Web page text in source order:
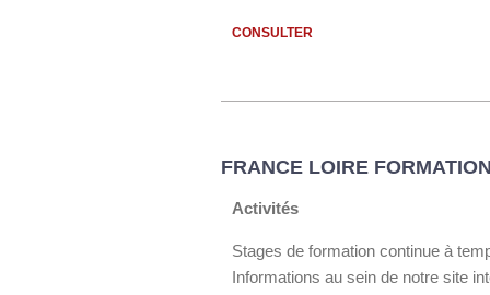
CONSULTER
FRANCE LOIRE
Activités
Stages de formation continue à
Informations au sein de notre site